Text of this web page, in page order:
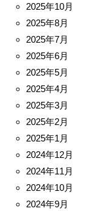
2025年10月
2025年8月
2025年7月
2025年6月
2025年5月
2025年4月
2025年3月
2025年2月
2025年1月
2024年12月
2024年11月
2024年10月
2024年9月